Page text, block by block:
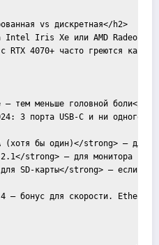
vs дискретная</h2>
Intel Iris Xe или AMD Radeon
RTX 4070+ часто греются как
тем меньше головной боли</h2>
3 порта USB-C и ни одного
(хотя бы один)</strong> — для
strong> — для монитора или
SD-карты</strong> — если
— бонус для скорости.